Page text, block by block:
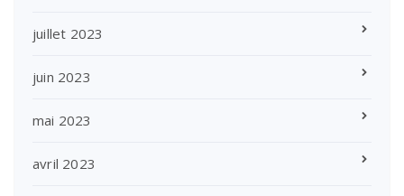
juillet 2023
juin 2023
mai 2023
avril 2023